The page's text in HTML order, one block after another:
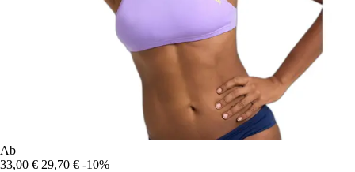
Ab
33,00 € 29,70 € -10%